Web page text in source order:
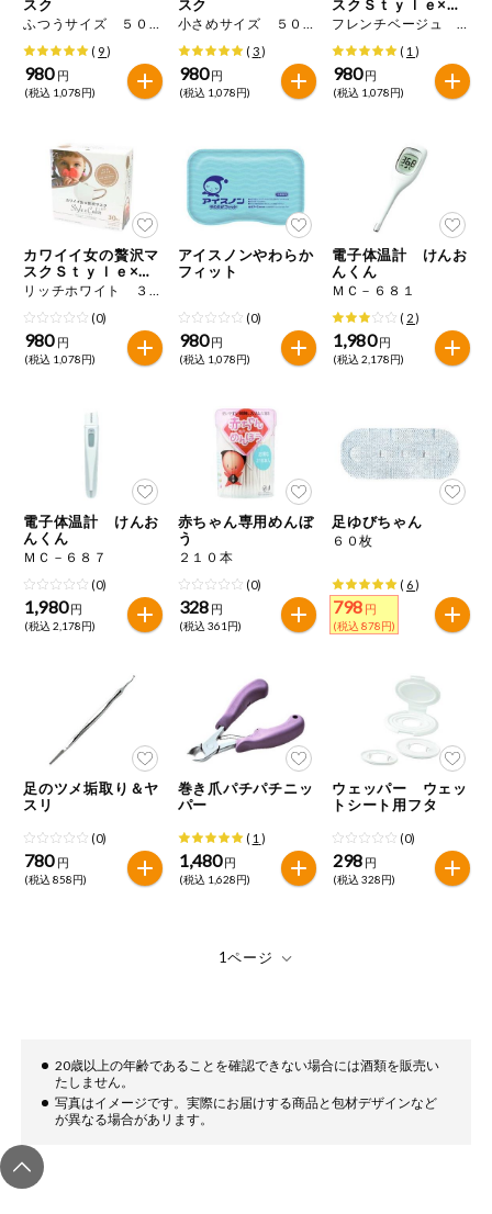
専門ショップサイト
コープしがのサービス
コープしがの情報サイト
ご利用ガイド
商品のリクエスト
アプリのダウンロード
PC版サイトを表示
テキスト注文サイトを表示
トイレットペ
ーパー
衛生・生理用
品
洗濯・バス・
トイレ用品
住居・生活用
品
コスメ＆ボデ
ィケア
ペット
先着限定企画
スマート・ワ
今週のお買い
得
コープ商品
今週の新登場
らえる！
お弁当用商品
かんたん調理
バナナ
マカダミアナッツ やまいも
アレルゲン情報は、商品企画時の情報のため、ご使用前には
必ず商品パッケージの表示をご確認ください。
特定原材料に準ずるものは、お取引先から情報提供のあった
範囲でのお知らせです。
スク
ふつうサイズ ５０枚
( 9)
980 円
(税込 1,078円)
スク
小さめサイズ ５０枚
( 3)
980 円
(税込 1,078円)
スクＳｔｙｌｅ×Ｃ
ｏｌｏｒ
フレンチベージュ ３０枚
( 1 )
980円
(税込 1,078円)
カワイイ女の贅沢マ
スクＳｔｙｌｅ×Ｃ
ｏｌｏｒ
リッチホワイト ３０枚
(0)
980 円
(税込 1,078円)
アイスノンやわらか
フィット
(0)
980 円
(税込 1,078円)
電子体温計 けんお
んくん
ＭＣ－６８１
( 2)
1,980 円
(税込 2,178円)
電子体温計 けんお
んくん
ＭＣ－６８７
(0)
1,980 円
(税込 2,178円)
赤ちゃん専用めんぼ
う
２１０本
(0)
328 円
(税込 361円)
足ゆびちゃん
６０枚
( 6)
798 円
(税込 878円)
足のツメ垢取り＆ヤ
スリ
(0)
780 円
(税込 858円)
巻き爪パチパチニッ
パー
( 1 )
1,480 円
(税込 1,628円)
ウェッパー ウェッ
トシート用フタ
(0)
298 円
(税込 328円)
20歳以上の年齢であることを確認できない場合には酒類を販売い
たしません。
写真はイメージです。実際にお届けする商品と包材デザインなど
が異なる場合があリます。